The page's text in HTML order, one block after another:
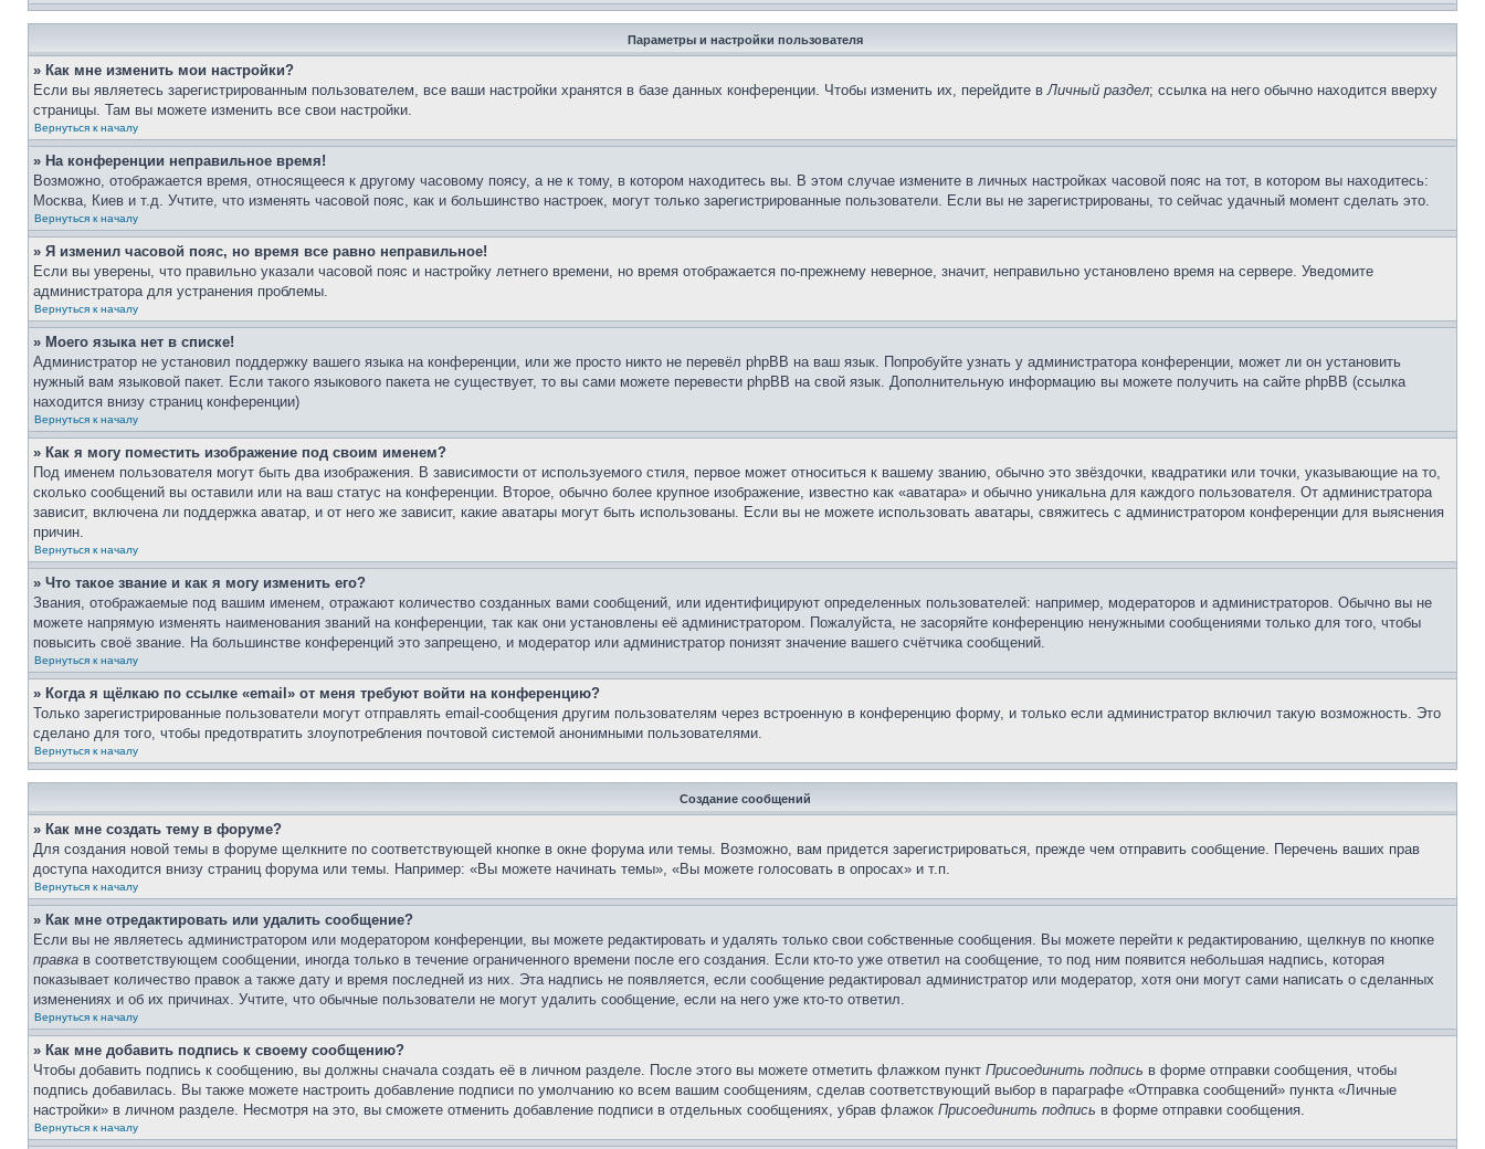
Параметры и настройки пользователя
» Как мне изменить мои настройки?
Если вы являетесь зарегистрированным пользователем, все ваши настройки хранятся в базе данных конференции. Чтобы изменить их, перейдите вЛичный раздел; ссылка на него обычно находится вверху
страницы. Там вы можете изменить все свои настройки.
Вернуться к началу
» На конференции неправильное время!
Возможно, отображается время, относящееся к другому часовому поясу, а не к тому, в котором находитесь вы. В этом случае измените в личных настройках часовой пояс на тот, в котором вы находитесь:
Москва, Киев и т.д. Учтите, что изменять часовой пояс, как и большинство настроек, могут только зарегистрированные пользователи. Если вы не зарегистрированы, то сейчас удачный момент сделать это.
Вернуться к началу
» Я изменил часовой пояс, но время все равно неправильное!
Если вы уверены, что правильно указали часовой пояс и настройку летнего времени, но время отображается по-прежнему неверное, значит, неправильно установлено время на сервере. Уведомите
администратора для устранения проблемы.
Вернуться к началу
» Моего языка нет в списке!
Администратор не установил поддержку вашего языка на конференции, или же просто никто не перевёл phpBB на ваш язык. Попробуйте узнать у администратора конференции, может ли он установить
нужный вам языковой пакет. Если такого языкового пакета не существует, то вы сами можете перевести phpBB на свой язык. Дополнительную информацию вы можете получить на сайте phpBB (ссылка
находится внизу страниц конференции)
Вернуться к началу
» Как я могу поместить изображение под своим именем?
Под именем пользователя могут быть два изображения. В зависимости от используемого стиля, первое может относиться к вашему званию, обычно это звёздочки, квадратики или точки, указывающие на то,
сколько сообщений вы оставили или на ваш статус на конференции. Второе, обычно более крупное изображение, известно как «аватара» и обычно уникальна для каждого пользователя. От администратора
зависит, включена ли поддержка аватар, и от него же зависит, какие аватары могут быть использованы. Если вы не можете использовать аватары, свяжитесь с администратором конференции для выяснения
причин.
Вернуться к началу
» Что такое звание и как я могу изменить его?
Звания, отображаемые под вашим именем, отражают количество созданных вами сообщений, или идентифицируют определенных пользователей: например, модераторов и администраторов. Обычно вы не
можете напрямую изменять наименования званий на конференции, так как они установлены её администратором. Пожалуйста, не засоряйте конференцию ненужными сообщениями только для того, чтобы
повысить своё звание. На большинстве конференций это запрещено, и модератор или администратор понизят значение вашего счётчика сообщений.
Вернуться к началу
» Когда я щёлкаю по ссылке «email» от меня требуют войти на конференцию?
Только зарегистрированные пользователи могут отправлять email-сообщения другим пользователям через встроенную в конференцию форму, и только если администратор включил такую возможность. Это
сделано для того, чтобы предотвратить злоупотребления почтовой системой анонимными пользователями.
Вернуться к началу
Создание сообщений
» Как мне создать тему в форуме?
Для создания новой темы в форуме щелкните по соответствующей кнопке в окне форума или темы. Возможно, вам придется зарегистрироваться, прежде чем отправить сообщение. Перечень ваших прав
доступа находится внизу страниц форума или темы. Например: «Вы можете начинать темы», «Вы можете голосовать в опросах» и т.п.
Вернуться к началу
» Как мне отредактировать или удалить сообщение?
Если вы не являетесь администратором или модератором конференции, вы можете редактировать и удалять только свои собственные сообщения. Вы можете перейти к редактированию, щелкнув по кнопке
правка в соответствующем сообщении, иногда только в течение ограниченного времени после его создания. Если кто-то уже ответил на сообщение, то под ним появится небольшая надпись, которая
показывает количество правок а также дату и время последней из них. Эта надпись не появляется, если сообщение редактировал администратор или модератор, хотя они могут сами написать о сделанных
изменениях и об их причинах. Учтите, что обычные пользователи не могут удалить сообщение, если на него уже кто-то ответил.
Вернуться к началу
» Как мне добавить подпись к своему сообщению?
Чтобы добавить подпись к сообщению, вы должны сначала создать её в личном разделе. После этого вы можете отметить флажком пункт Присоединить подпись в форме отправки сообщения, чтобы
подпись добавилась. Вы также можете настроить добавление подписи по умолчанию ко всем вашим сообщениям, сделав соответствующий выбор в параграфе «Отправка сообщений» пункта «Личные
настройки» в личном разделе. Несмотря на это, вы сможете отменить добавление подписи в отдельных сообщениях, убрав флажок Присоединить подпись в форме отправки сообщения.
Вернуться к началу